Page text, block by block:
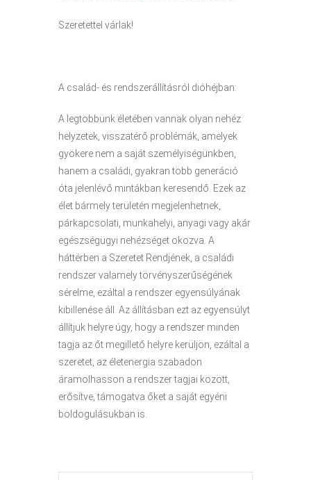
Szeretettel várlak!
A család- és rendszerállításról dióhéjban:
A legtöbbünk életében vannak olyan nehéz
helyzetek, visszatérő problémák, amelyek
gyökere nem a saját személyiségünkben,
hanem a családi, gyakran több generáció
óta jelenlévő mintákban keresendő. Ezek az
élet bármely területén megjelenhetnek,
párkapcsolati, munkahelyi, anyagi vagy akár
egészségügyi nehézséget okozva. A
háttérben a Szeretet Rendjének, a családi
rendszer valamely törvényszerűségének
sérelme, ezáltal a rendszer egyensúlyának
kibillenése áll. Az állításban ezt az egyensúlyt
állítjuk helyre úgy, hogy a rendszer minden
tagja az őt megillető helyre kerüljön, ezáltal a
szeretet, az életenergia szabadon
áramolhasson a rendszer tagjai között,
erősítve, támogatva őket a saját egyéni
boldogulásukban is.